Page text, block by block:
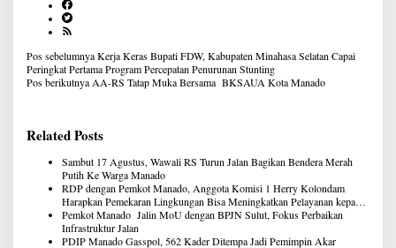
Navigasi
pos
Pos sebelumnyaKerja Keras Bupati FDW, Kabupaten Minahasa Selatan Capai
Peringkat Pertama Program Percepatan Penurunan Stunting
Pos berikutnya AA-RS Tatap Muka Bersama BKSAUA Kota Manado
Related Posts
Sambut 17 Agustus, Wawali RS Turun Jalan Bagikan Bendera Merah
Putih Ke Warga Manado
RDP dengan Pemkot Manado, Anggota Komisi 1 Herry Kolondam
Harapkan Pemekaran Lingkungan Bisa Meningkatkan Pelayanan kepada
Masyarakat
Pemkot Manado Jalin MoU dengan BPJN Sulut, Fokus Perbaikan
Infrastruktur Jalan
PDIP Manado Gasspol, 562 Kader Ditempa Jadi Pemimpin Akar